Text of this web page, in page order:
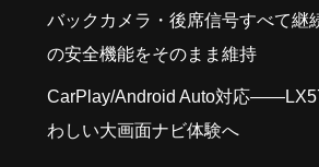
バックカメラ・後席信号すべて
の安全機能をそのまま維持
CarPlay/Android Auto対応
わしい大画面ナビ体験へ